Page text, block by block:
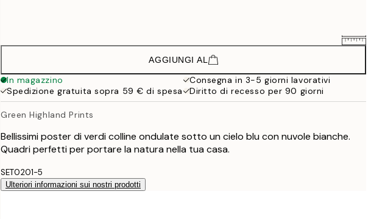
59,85 €
50x70 cm
97,35 €
AGGIUNGI AL
In magazzino
Consegna in 3-5 giorni lavorativi
Spedizione gratuita sopra 59 € di spesa
Diritto di recesso per 90 giorni
Green Highland Prints
Bellissimi poster di verdi colline ondulate sotto un cielo blu con nuvole bianche.
Quadri perfetti per portare la natura nella tua casa.
SET0201-5
Ulteriori informazioni sui nostri prodotti